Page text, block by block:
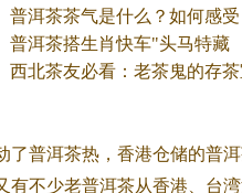
普洱茶茶气是什么？如何感受
普洱茶搭生肖快车"头马特藏
西北茶友必看：老茶鬼的存
了普洱茶热，香港仓储的普
有不少老普洱茶从香港、台